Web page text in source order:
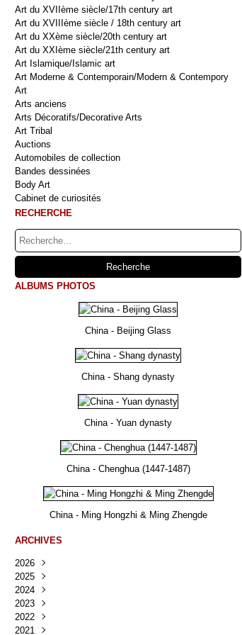
Art du XVIIème siècle/17th century art
Art du XVIIIème siècle / 18th century art
Art du XXème siècle/20th century art
Art du XXIème siècle/21th century art
Art Islamique/Islamic art
Art Moderne & Contemporain/Modern & Contempory
Art
Arts anciens
Arts Décoratifs/Decorative Arts
Art Tribal
Auctions
Automobiles de collection
Bandes dessinées
Body Art
Cabinet de curiosités
RECHERCHE
ALBUMS PHOTOS
China - Beijing Glass
China - Shang dynasty
China - Yuan dynasty
China - Chenghua (1447-1487)
China - Ming Hongzhi & Ming Zhengde
ARCHIVES
2026
Août
Juillet
Juin
Mai(100)
Avril
2025
Décembre
Novembre
Octobre
Septembre
2024
Décembre
Novembre
Octobre
2023
Décembre
Novembre
2022
Décembre
2021